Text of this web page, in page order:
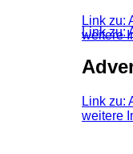
Link zu:
weitere
Link zu:
Link zu:
weitere